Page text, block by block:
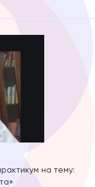
на тему: